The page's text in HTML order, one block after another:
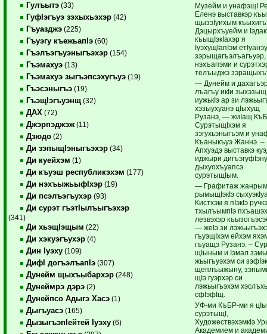
Гулъытэ (33)
ГуфIэгъуэ зэхыхьэхэр (42)
Гъуазджэ (225)
Гъуэгу къежьапIэ (60)
Гъэлъэгъуэныгъэхэр (154)
Гъэмахуэ (13)
Гъэмахуэ зыгъэпсэхугъуэ (19)
Гъэсэныгъэ (19)
ГъэщIэгъуэнщ (32)
ДАХ (72)
Джэрпэджэж (11)
Дзюдо (2)
Ди зэпыщIэныгъэхэр (34)
Ди куейхэм (1)
Ди къуэш республикэхэм (177)
Ди нэхъыжьыфIхэр (19)
Ди псэлъэгъухэр (93)
Ди сурэт гъэтIылъыгъэхэр
(341)
Ди хьэщIэщым (22)
Ди хэкуэгъухэр (4)
Дин Iуэху (109)
ДифI догъэлъапIэ (307)
Дунейм щыхъыбархэр (248)
Дунеймрэ дэрэ (2)
Дунейпсо Адыгэ Хасэ (1)
Дыгъуасэ (165)
ДызыгъэпIейтей Iуэху (6)
Музейм и унафэщI
Еленэ выставкэр
щызэIуихым
Дэцырхъуейм и
къыщIэкIахэр я
IуэхущIапIэм
зэрыщагъэ­лъагъуэр,
нэхъапэми и
телъыджэ
— Дунейм и
лъагъу икIи
иужькIэ ар зи
хэзыухуанэ цIыхущ
Рузанэ, — жиIащ
Су­рэтыщIхэм я
зэгухьэныгъэм и
Къаныкъуэ Жаннэ. –
Апхуэдэ выставкэ
иджыри
дыхуохъуапсэ
сурэтыщIым.
— Графитаж
ры­мыщIэкIэ
Кист­хэм я пIэкIэ
тхы­лъымпIэ
лезвэхэр
— жеIэ зи
гъуэщI­хэм ейхэм
гъуа­щэ ­Рузанэ. –
щIыным и Iэмал
жьы­гъуэ­хэм си
щеплъы­жыну,
щIэ гуэрхэр ­си
лэжьыгъэхэм
сфIэфIщ.
УФ-ми КъБР-ми я
сурэтыщI,
ХудожествэхэмкIэ
Академием и